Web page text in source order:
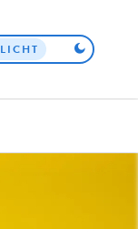
Top
LICHT